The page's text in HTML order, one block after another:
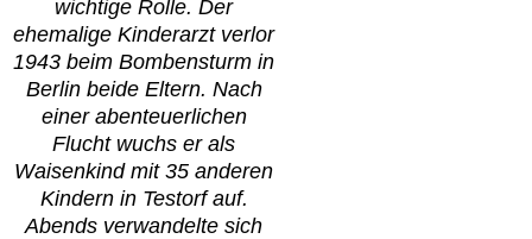
wichtige Rolle. Der
ehemalige Kinderarzt verlor
1943 beim Bombensturm in
Berlin beide Eltern. Nach
einer abenteuerlichen
Flucht wuchs er als
Waisenkind mit 35 anderen
Kindern in Testorf auf.
Abends verwandelte sich